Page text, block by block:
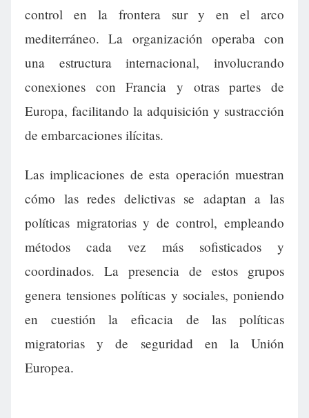
control en la frontera sur y en el arco
mediterráneo. La organización operaba con
una estructura internacional, involucrando
conexiones con Francia y otras partes de
Europa, facilitando la adquisición y sustracción
de embarcaciones ilícitas.
Las implicaciones de esta operación muestran
cómo las redes delictivas se adaptan a las
políticas migratorias y de control, empleando
métodos cada vez más sofisticados y
coordinados. La presencia de estos grupos
genera tensiones políticas y sociales, poniendo
en cuestión la eficacia de las políticas
migratorias y de seguridad en la Unión
Europea.